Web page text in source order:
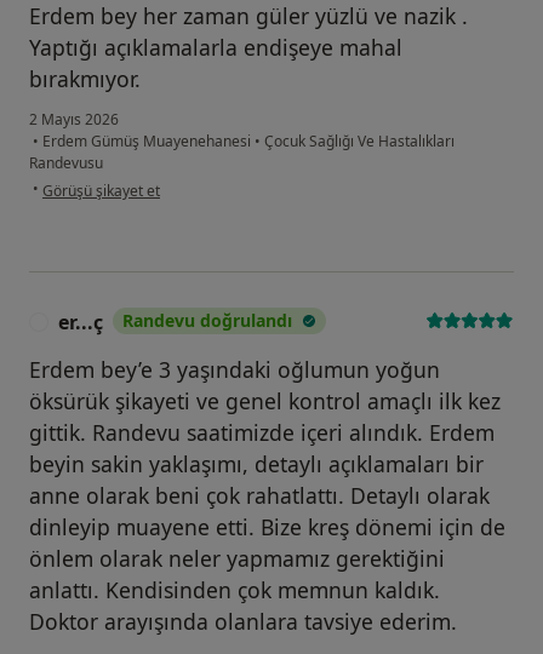
Erdem bey her zaman güler yüzlü ve nazik .
Yaptığı açıklamalarla endişeye mahal
bırakmıyor.
2 Mayıs 2026
• Erdem Gümüş Muayenehanesi • Çocuk Sağlığı Ve Hastalıkları
Randevusu
• kullanıcının görüşüne göre tb...g
Görüşü şikayet et
er...ç Randevu doğrulandı
Erdem bey’e 3 yaşındaki oğlumun yoğun
öksürük şikayeti ve genel kontrol amaçlı ilk kez
gittik. Randevu saatimizde içeri alındık. Erdem
beyin sakin yaklaşımı, detaylı açıklamaları bir
anne olarak beni çok rahatlattı. Detaylı olarak
dinleyip muayene etti. Bize kreş dönemi için de
önlem olarak neler yapmamız gerektiğini
anlattı. Kendisinden çok memnun kaldık.
Doktor arayışında olanlara tavsiye ederim.